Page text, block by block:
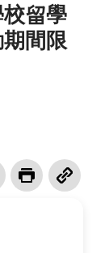
校留學
間限